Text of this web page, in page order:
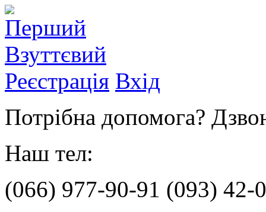
Реєстрація Вхід
Потрібна допомога?
Наш тел:
(066) 977-90-91 (093) 42-